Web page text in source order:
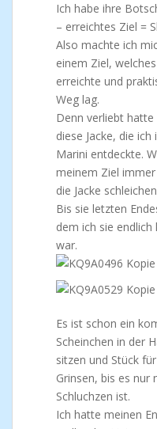
Ich habe ihre
– erreichtes Ziel =
Also machte ich
einem Ziel,
erreichte und
Weg lag.
Denn verliebt
diese Jacke, die
Marini entdeckte.
meinem Ziel
die Jacke
Bis sie letzten
dem ich sie
war.
Es ist schon ein
Scheinchen in der
sitzen und Stück
Grinsen, bis es nur
Schluchzen ist.
Ich hatte meinen